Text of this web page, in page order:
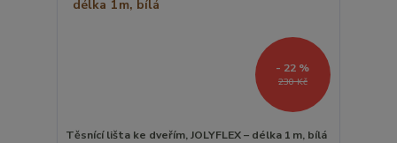
230 Kč
- 22 %
Těsnící lišta ke dveřím, JOLYFLEX – délka 1 m, bílá